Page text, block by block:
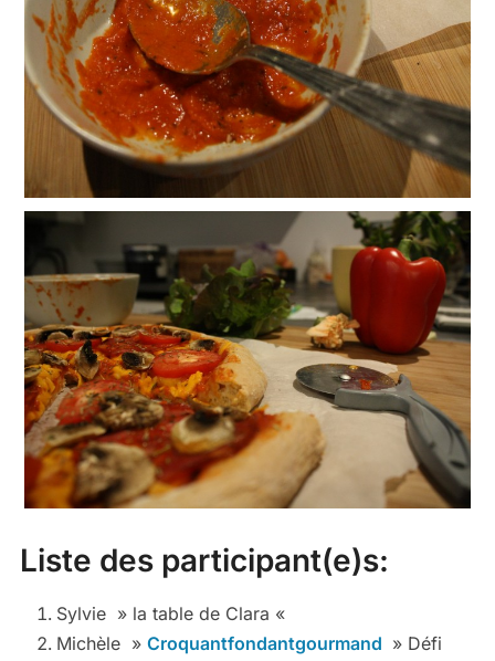
Liste des participant(e)s:
Sylvie » la table de Clara «
Michèle » Croquantfondantgourmand » Défi